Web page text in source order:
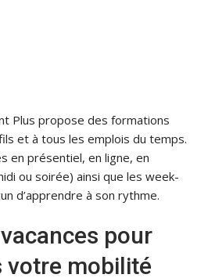
Plus propose des formations
et à tous les emplois du temps.
en présentiel, en ligne, en
ou soirée) ainsi que les week-
d’apprendre à son rythme.
pour
votre mobilité